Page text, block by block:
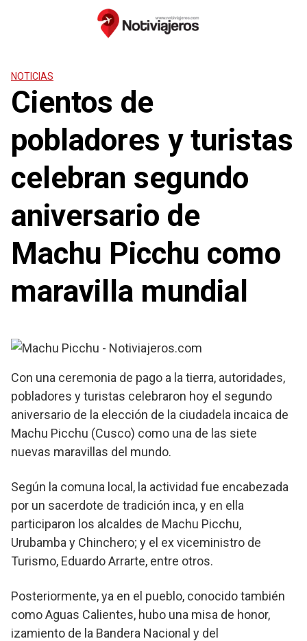
NOTICIAS
Cientos de
pobladores y turistas
celebran segundo
aniversario de
Machu Picchu como
maravilla mundial
Con una ceremonia de pago a la tierra, autoridades,
pobladores y turistas celebraron hoy el segundo
aniversario de la elección de la ciudadela incaica de
Machu Picchu (Cusco) como una de las siete
nuevas maravillas del mundo.
Según la comuna local, la actividad fue encabezada
por un sacerdote de tradición inca, y en ella
participaron los alcaldes de Machu Picchu,
Urubamba y Chinchero; y el ex viceministro de
Turismo, Eduardo Arrarte, entre otros.
Posteriormente, ya en el pueblo, conocido también
como Aguas Calientes, hubo una misa de honor,
izamiento de la Bandera Nacional y del